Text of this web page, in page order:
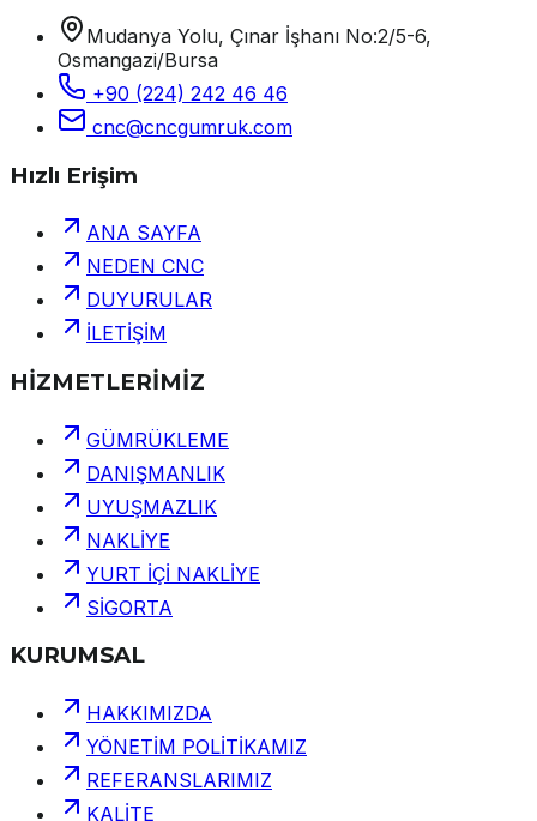
Mudanya Yolu, Çınar İşhanı No:2/5-6,
Osmangazi/Bursa
+90 (224) 242 46 46
cnc@cncgumruk.com
Hızlı Erişim
ANA SAYFA
NEDEN CNC
DUYURULAR
İLETİŞİM
HİZMETLERİMİZ
GÜMRÜKLEME
DANIŞMANLIK
UYUŞMAZLIK
NAKLİYE
YURT İÇİ NAKLİYE
SİGORTA
KURUMSAL
HAKKIMIZDA
YÖNETİM POLİTİKAMIZ
REFERANSLARIMIZ
KALİTE